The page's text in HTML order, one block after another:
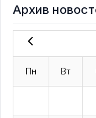
Архив
Пн Вт